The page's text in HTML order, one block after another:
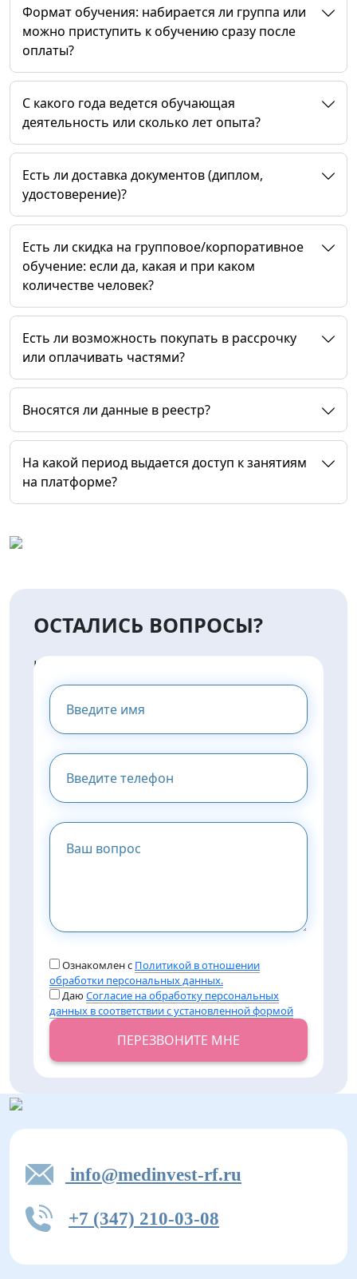
Формат обучения: набирается ли группа или
можно приступить к обучению сразу после
оплаты?
C какого года ведется обучающая
деятельность или сколько лет опыта?
Есть ли доставка документов (диплом,
удостоверение)?
Есть ли скидка на групповое/корпоративное
обучение: если да, какая и при каком
количестве человек?
Есть ли возможность покупать в рассрочку
или оплачивать частями?
Вносятся ли данные в реестр?
На какой период выдается доступ к занятиям
на платформе?
ОСТАЛИСЬ ВОПРОСЫ?
НАПИШИТЕ НАМ И МЫ
ПРЕДОСТАВИМ ВАМ
КОНСУЛЬТАЦИЮ
Ознакомлен с Политикой в отношении
обработки персональных данных.
ДаюСогласие на обработку персональных
данных в соответствии с установленной формой
ПЕРЕЗВОНИТЕ МНЕ
info@medinvest-rf.ru
+7 (347) 210-03-08